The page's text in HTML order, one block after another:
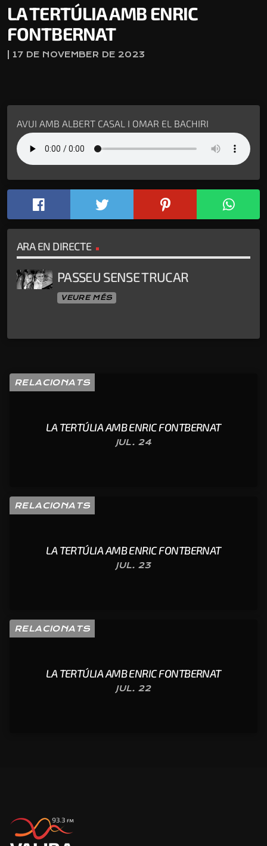
LA TERTÚLIA AMB ENRIC
FONTBERNAT
| 17 DE NOVEMBER DE 2023
AVUI AMB ALBERT CASAL I OMAR EL BACHIRI
ARA EN DIRECTE
PASSEU SENSE TRUCAR
VEURE MÉS
RELACIONATS
LA TERTÚLIA AMB ENRIC FONTBERNAT
JUL. 24
RELACIONATS
LA TERTÚLIA AMB ENRIC FONTBERNAT
JUL. 23
RELACIONATS
LA TERTÚLIA AMB ENRIC FONTBERNAT
JUL. 22